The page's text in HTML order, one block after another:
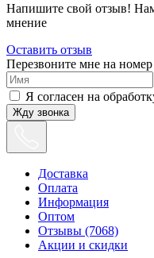
Напишите свой отзыв!
мнение
Оставить отзыв
Перезвоните мне на номер
Я согласен на
Жду звонка
Доставка
Оплата
Информация
Оптом
Отзывы (7068)
Акции и скидки